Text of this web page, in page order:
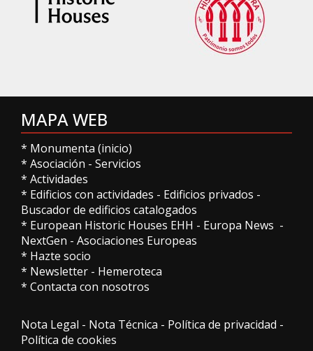
MAPA WEB
* Monumenta (inicio)
* Asociación - Servicios
* Actividades
* Edificios con actividades - Edificios privados -
Buscador de edificios catalogados
* European Historic Houses EHH - Europa News -
NextGen - Asociaciones Europeas
* Hazte socio
* Newsletter - Hemeroteca
* Contacta con nosotros
Nota Legal - Nota Técnica - Política de privacidad -
Política de cookies